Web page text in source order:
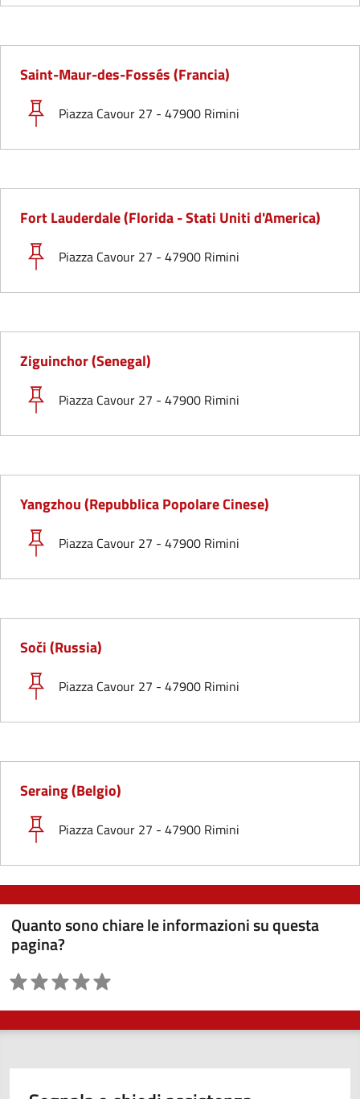
Saint-Maur-des-Fossés (Francia)
Piazza Cavour 27 - 47900 Rimini
Fort Lauderdale (Florida - Stati Uniti d'America)
Piazza Cavour 27 - 47900 Rimini
Ziguinchor (Senegal)
Piazza Cavour 27 - 47900 Rimini
Yangzhou (Repubblica Popolare Cinese)
Piazza Cavour 27 - 47900 Rimini
Soči (Russia)
Piazza Cavour 27 - 47900 Rimini
Seraing (Belgio)
Piazza Cavour 27 - 47900 Rimini
Quanto sono chiare le informazioni su questa
pagina?
Valutazione